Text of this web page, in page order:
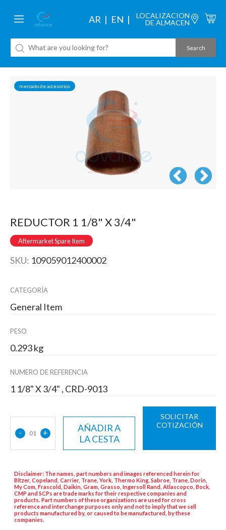
AR EN
LOCALIZACION
DE ALMACEN
mercado de accesorios
REDUCTOR 1 1/8" X 3/4"
Aftermarket Spare Item
SKU: 109059012400002
CATEGORÍA
General Item
PESO
0.293 kg
NUMERO DE REFERENCIA
1 1/8" X 3/4" , CRD-9013
- 01 +
AÑADIR A
LA CESTA
SOLICITAR
COTIZACIÓN
Disclaimer: The names, part numbers and images referenced herein for
Bitzer, Copeland, Carrier, Trane, York, Thermo King, Sabroe, Trane, Dorin,
My Com, Frascold, Daikin, Gram, Grasso, Ingersoll Rand, Atlascopco, Bock,
CMP and SCPs are trade marks for their respective companies and
products. Part numbers of these organizations are used for cross
reference and interchange purposes only and not to imply that we sell
products manufactured by, or caused to be manufactured, by these
companies.